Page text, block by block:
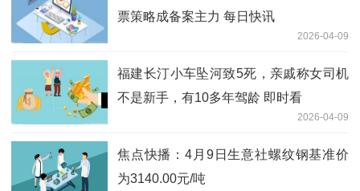
票策略成备案主力 每日快讯
2026-04-09
福建长汀小车坠河致5死，亲戚称女司机
不是新手，有10多年驾龄 即时看
2026-04-09
焦点快播：4月9日生意社螺纹钢基准价
为3140.00元/吨